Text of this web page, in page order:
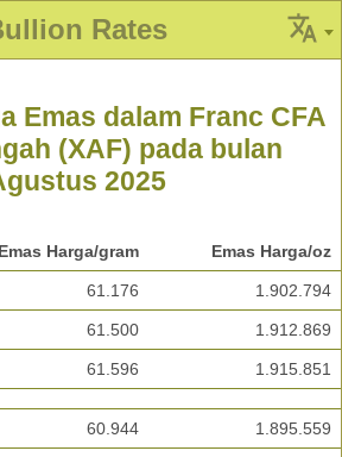
Rates
Emas dalam Franc CFA
(XAF) pada bulan
2025
Emas Harga/gram Emas Harga/oz
61.176 1.902.794
61.500 1.912.869
61.596 1.915.851
60.944 1.895.559